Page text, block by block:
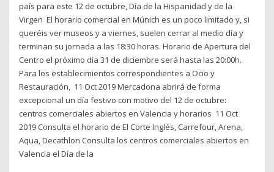
país para este 12 de octubre, Día de la Hispanidad y de la
Virgen El horario comercial en Múnich es un poco limitado y, si
queréis ver museos y a viernes, suelen cerrar al medio día y
terminan su jornada a las 18:30 horas. Horario de Apertura del
Centro el próximo día 31 de diciembre será hasta las 20:00h.
Para los establecimientos correspondientes a Ocio y
Restauración, 11 Oct 2019 Mercadona abrirá de forma
excepcional un día festivo con motivo del 12 de octubre:
centros comerciales abiertos en Valencia y horarios 11 Oct
2019 Consulta el horario de El Corte Inglés, Carrefour, Arena,
Aqua, Decathlon Consulta los centros comerciales abiertos en
Valencia el Día de la